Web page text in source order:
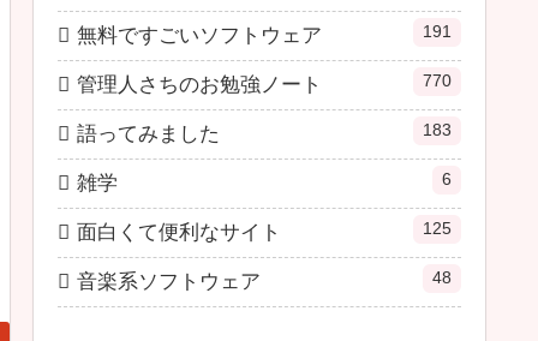
無料ですごいソフトウェア 191
管理人さちのお勉強ノート 770
語ってみました 183
雑学 6
面白くて便利なサイト 125
音楽系ソフトウェア 48